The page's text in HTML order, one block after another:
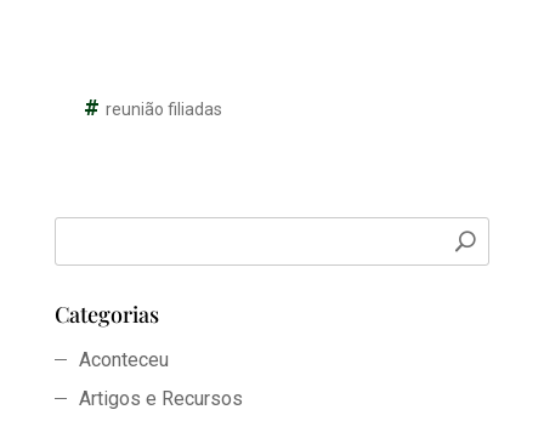
reunião filiadas
Categorias
Aconteceu
Artigos e Recursos